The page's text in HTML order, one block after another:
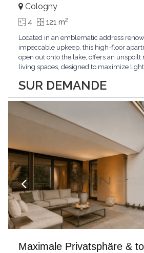
SUR DEMANDE
Cologny
4 121 m2
Located in an emblematic address
impeccable upkeep, this high-floor
open out onto the lake, offers an
living spaces, designed to maximize
comprises two bedrooms, each with its
guaranteeing comfort and privacy.
Maximale Privatsphäre &